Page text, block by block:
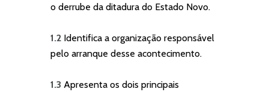
o derrube da ditadura do Estado Novo.
1.2 Identifica a organização responsável
pelo arranque desse acontecimento.
1.3 Apresenta os dois principais